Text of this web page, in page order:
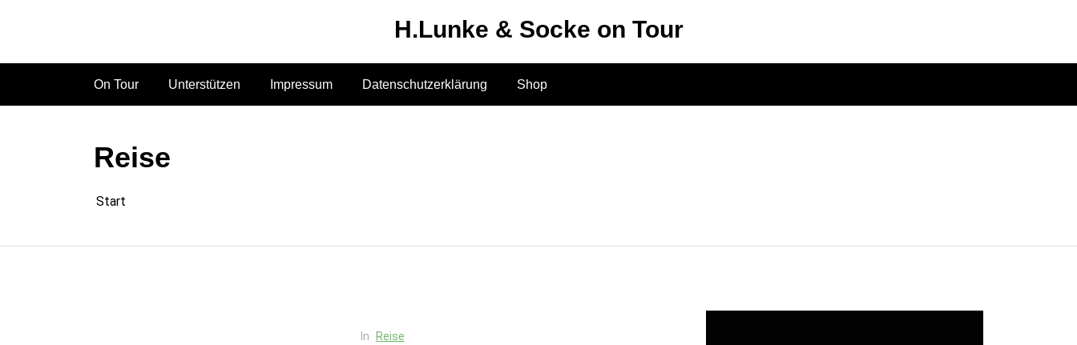
H.Lunke & Socke on Tour
On Tour Unterstützen Impressum Datenschutzerklärung Shop
Reise
Start
In Reise